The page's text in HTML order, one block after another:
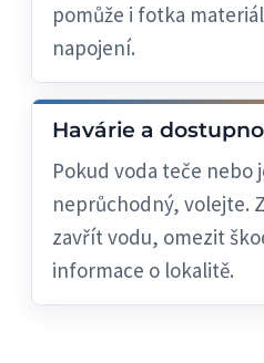
pomůže i fotka
napojení.
Havárie a
Pokud voda teče nebo
neprůchodný, volejte.
zavřít vodu, omezit
informace o lokalitě.